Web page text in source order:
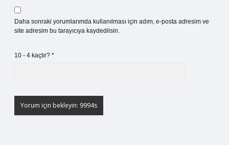
Daha sonraki yorumlarımda kullanılması için adım, e-posta adresim ve
site adresim bu tarayıcıya kaydedilsin.
10 - 4 kaçtır? *